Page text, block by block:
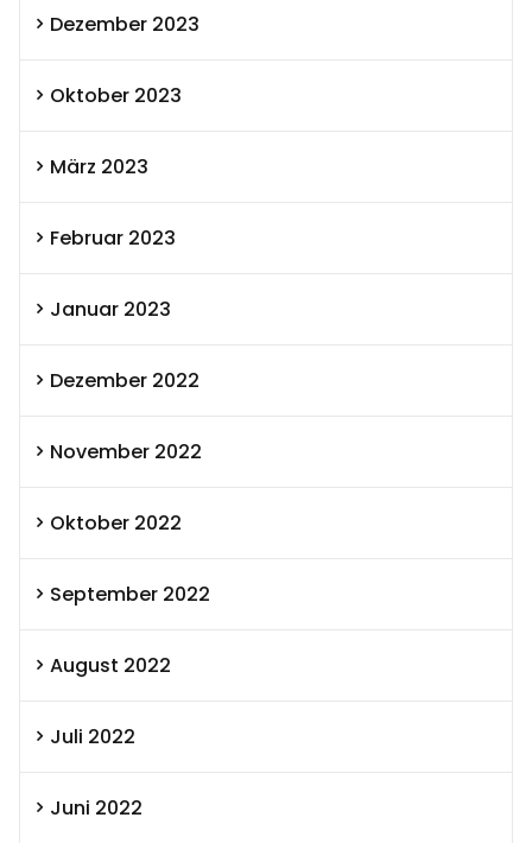
Dezember 2023
Oktober 2023
März 2023
Februar 2023
Januar 2023
Dezember 2022
November 2022
Oktober 2022
September 2022
August 2022
Juli 2022
Juni 2022